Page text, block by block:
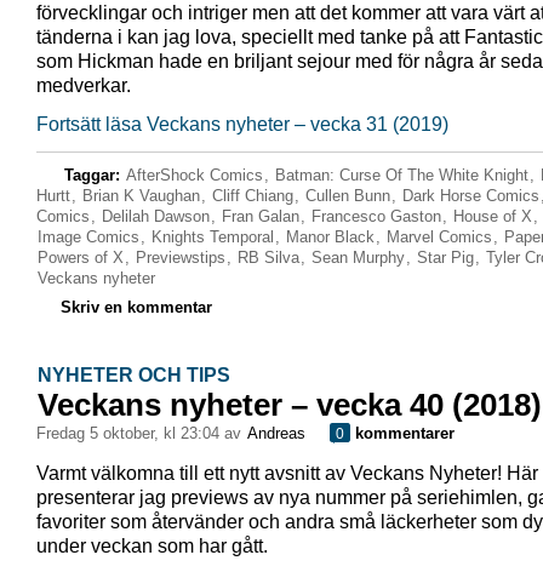
förvecklingar och intriger men att det kommer att vara värt
tänderna i kan jag lova, speciellt med tanke på att
som Hickman hade en briljant sejour med för några år
medverkar.
Fortsätt läsa Veckans nyheter – vecka 31 (2019)
Taggar: AfterShock Comics , Batman: Curse Of The White Knight,
Hurtt, Brian K Vaughan, Cliff Chiang, Cullen Bunn, Dark Horse Comics
Comics , Delilah Dawson, Fran Galan, Francesco Gaston, House of X ,
Image Comics , Knights Temporal , Manor Black, Marvel Comics ,
Powers of X , Previewstips , RB Silva, Sean Murphy, Star Pig, Tyler
Veckans nyheter
Skriv en kommentar
NYHETER OCH TIPS
Veckans nyheter – vecka 40 (2018)
fredag 5 oktober, kl 23:04 av Andreas 0 kommentarer
Varmt välkomna till ett nytt avsnitt av Veckans Nyheter! Här
presenterar jag previews av nya nummer på seriehimlen,
favoriter som återvänder och andra små läckerheter som
under veckan som har gått.